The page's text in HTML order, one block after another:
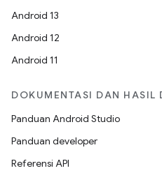
Android 13
Android 12
Android 11
DOKUMENTASI DAN HASIL
Panduan Android Studio
Panduan developer
Referensi API